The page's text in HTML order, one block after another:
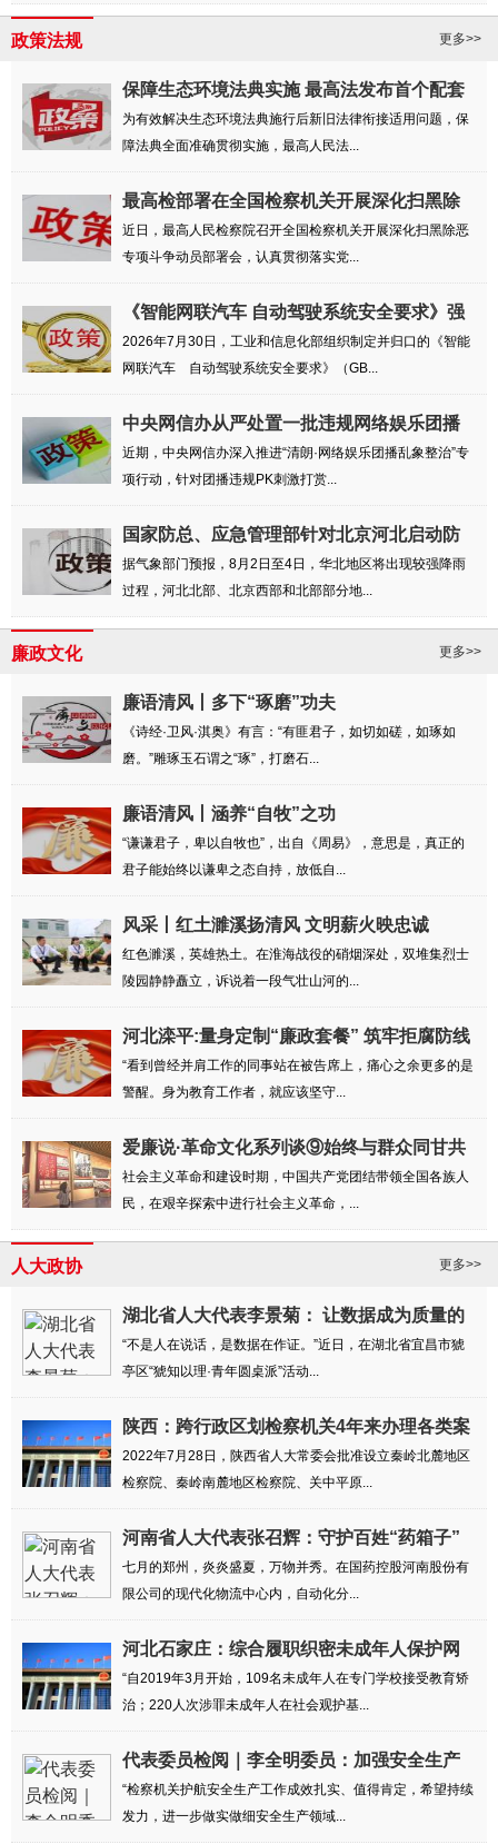
政策法规 更多>>
保障生态环境法典实施 最高法发布首个配套
司...
为有效解决生态环境法典施行后新旧法律衔接适用问题，保
障法典全面准确贯彻实施，最高人民法...
最高检部署在全国检察机关开展深化扫黑除
恶专...
近日，最高人民检察院召开全国检察机关开展深化扫黑除恶
专项斗争动员部署会，认真贯彻落实党...
《智能网联汽车 自动驾驶系统安全要求》强
制...
2026年7月30日，工业和信息化部组织制定并归口的《智能
网联汽车 自动驾驶系统安全要求》（GB...
中央网信办从严处置一批违规网络娱乐团播
账号
近期，中央网信办深入推进“清朗·网络娱乐团播乱象整治”专
项行动，针对团播违规PK刺激打赏...
国家防总、应急管理部针对北京河北启动防
汛四...
据气象部门预报，8月2日至4日，华北地区将出现较强降雨
过程，河北北部、北京西部和北部部分地...
廉政文化 更多>>
廉语清风丨多下“琢磨”功夫
《诗经·卫风·淇奥》有言：“有匪君子，如切如磋，如琢如
磨。”雕琢玉石谓之“琢”，打磨石...
廉语清风丨涵养“自牧”之功
“谦谦君子，卑以自牧也”，出自《周易》，意思是，真正的
君子能始终以谦卑之态自持，放低自...
风采丨红土濉溪扬清风 文明薪火映忠诚
红色濉溪，英雄热土。在淮海战役的硝烟深处，双堆集烈士
陵园静静矗立，诉说着一段气壮山河的...
河北滦平:量身定制“廉政套餐” 筑牢拒腐防线
“看到曾经并肩工作的同事站在被告席上，痛心之余更多的是
警醒。身为教育工作者，就应该坚守...
爱廉说·革命文化系列谈⑨始终与群众同甘共
苦
社会主义革命和建设时期，中国共产党团结带领全国各族人
民，在艰辛探索中进行社会主义革命，...
人大政协 更多>>
湖北省人大代表李景菊： 让数据成为质量的
铁证
“不是人在说话，是数据在作证。”近日，在湖北省宜昌市猇
亭区“猇知以理·青年圆桌派”活动...
陕西：跨行政区划检察机关4年来办理各类案
件2....
2022年7月28日，陕西省人大常委会批准设立秦岭北麓地区
检察院、秦岭南麓地区检察院、关中平原...
河南省人大代表张召辉：守护百姓“药箱子”
七月的郑州，炎炎盛夏，万物并秀。在国药控股河南股份有
限公司的现代化物流中心内，自动化分...
河北石家庄：综合履职织密未成年人保护网
“自2019年3月开始，109名未成年人在专门学校接受教育矫
治；220人次涉罪未成年人在社会观护基...
代表委员检阅｜李全明委员：加强安全生产
领域...
“检察机关护航安全生产工作成效扎实、值得肯定，希望持续
发力，进一步做实做细安全生产领域...